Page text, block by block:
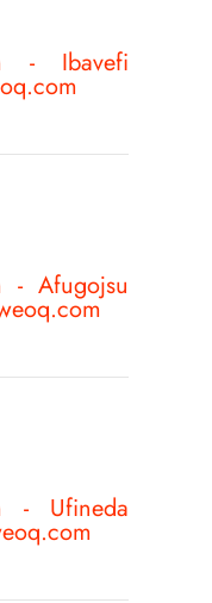
- Ibavefi
- Afugojsu
- Ufineda